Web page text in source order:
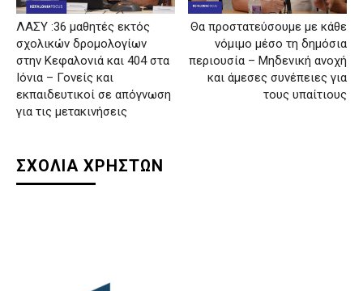
ΛΑΣΥ :36 μαθητές εκτός
σχολικών δρομολογίων
στην Κεφαλονιά και 404 στα
Ιόνια – Γονείς και
εκπαιδευτικοί σε απόγνωση
για τις μετακινήσεις
Θα προστατεύσουμε με κάθε
νόμιμο μέσο τη δημόσια
περιουσία – Μηδενική ανοχή
και άμεσες συνέπειες για
τους υπαίτιους
ΣΧΟΛΙΑ ΧΡΗΣΤΩΝ